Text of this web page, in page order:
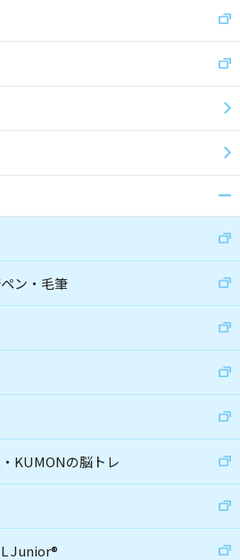
ン・毛筆
KUMONの脳トレ
Junior®